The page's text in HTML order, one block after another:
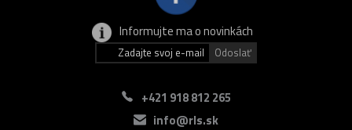
Informujte ma o novinkách
+421 918 812 265
info@rls.sk